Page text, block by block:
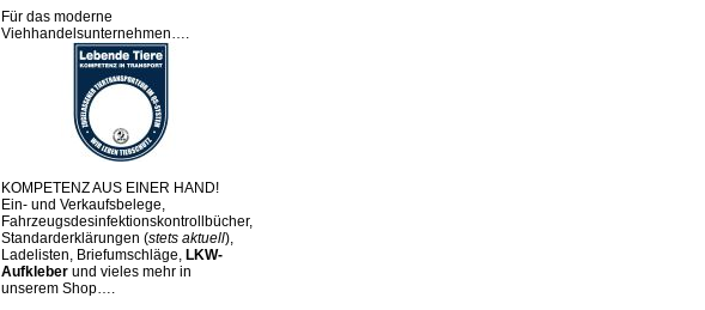
Für das moderne
Viehhandelsunternehmen….
KOMPETENZ AUS EINER HAND!
Ein- und Verkaufsbelege,
Fahrzeugsdesinfektionskontrollbücher,
Standarderklärungen (stets aktuell),
Ladelisten, Briefumschläge, LKW-
Aufkleber und vieles mehr in
unserem Shop….